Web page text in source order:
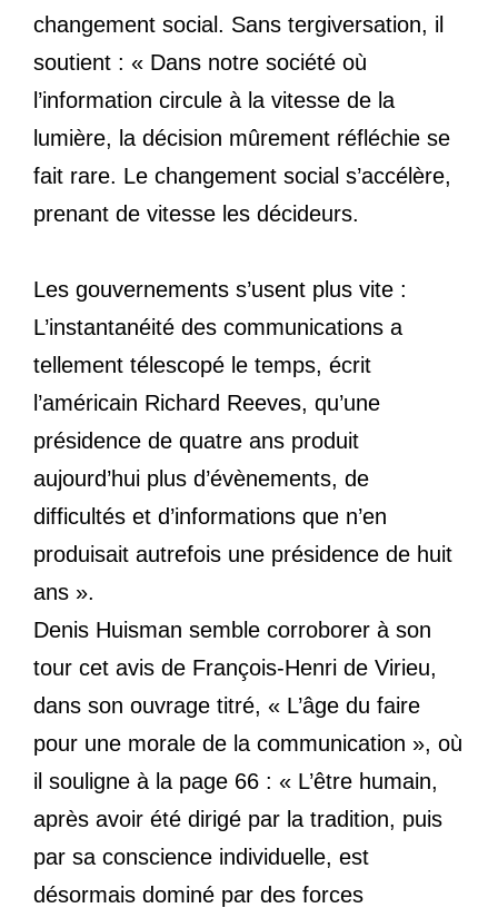
changement social. Sans tergiversation, il
soutient : « Dans notre société où
l’information circule à la vitesse de la
lumière, la décision mûrement réfléchie se
fait rare. Le changement social s’accélère,
prenant de vitesse les décideurs.
Les gouvernements s’usent plus vite :
L’instantanéité des communications a
tellement télescopé le temps, écrit
l’américain Richard Reeves, qu’une
présidence de quatre ans produit
aujourd’hui plus d’évènements, de
difficultés et d’informations que n’en
produisait autrefois une présidence de huit
ans ».
Denis Huisman semble corroborer à son
tour cet avis de François-Henri de Virieu,
dans son ouvrage titré, « L’âge du faire
pour une morale de la communication », où
il souligne à la page 66 : « L’être humain,
après avoir été dirigé par la tradition, puis
par sa conscience individuelle, est
désormais dominé par des forces